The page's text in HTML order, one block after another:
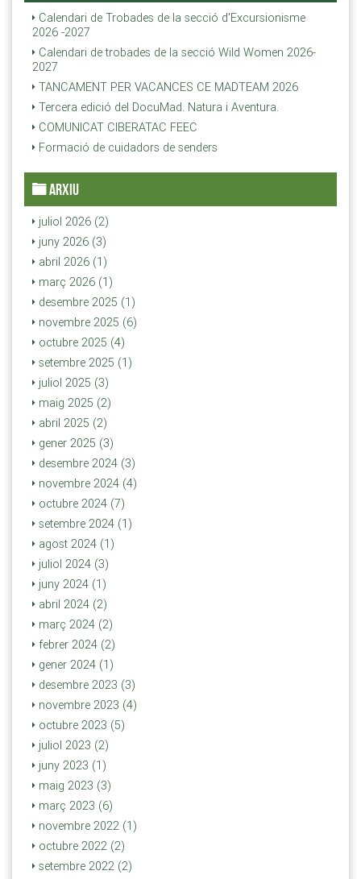
Calendari de Trobades de la secció d'Excursionisme
2026 -2027
Calendari de trobades de la secció Wild Women 2026-
2027
TANCAMENT PER VACANCES CE MADTEAM 2026
Tercera edició del DocuMad. Natura i Aventura.
COMUNICAT CIBERATAC FEEC
Formació de cuidadors de senders
ARXIU
juliol 2026 (2)
juny 2026 (3)
abril 2026 (1)
març 2026 (1)
desembre 2025 (1)
novembre 2025 (6)
octubre 2025 (4)
setembre 2025 (1)
juliol 2025 (3)
maig 2025 (2)
abril 2025 (2)
gener 2025 (3)
desembre 2024 (3)
novembre 2024 (4)
octubre 2024 (7)
setembre 2024 (1)
agost 2024 (1)
juliol 2024 (3)
juny 2024 (1)
abril 2024 (2)
març 2024 (2)
febrer 2024 (2)
gener 2024 (1)
desembre 2023 (3)
novembre 2023 (4)
octubre 2023 (5)
juliol 2023 (2)
juny 2023 (1)
maig 2023 (3)
març 2023 (6)
novembre 2022 (1)
octubre 2022 (2)
setembre 2022 (2)